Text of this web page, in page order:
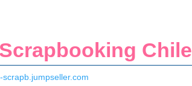
Chile